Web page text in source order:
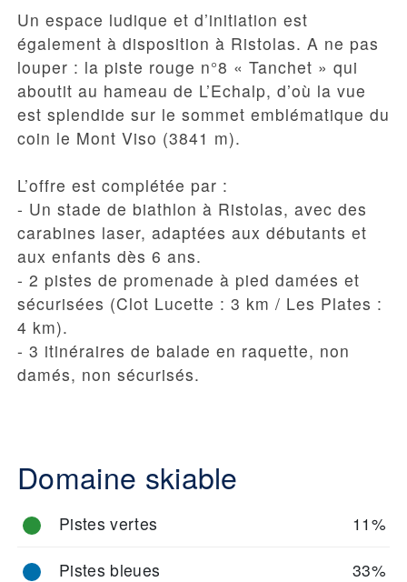
Un espace ludique et d’initiation est
également à disposition à Ristolas. A ne pas
louper : la piste rouge n°8 « Tanchet » qui
aboutit au hameau de L’Echalp, d’où la vue
est splendide sur le sommet emblématique du
coin le Mont Viso (3841 m).
L’offre est complétée par :
- Un stade de biathlon à Ristolas, avec des
carabines laser, adaptées aux débutants et
aux enfants dès 6 ans.
- 2 pistes de promenade à pied damées et
sécurisées (Clot Lucette : 3 km / Les Plates :
4 km).
- 3 itinéraires de balade en raquette, non
damés, non sécurisés.
Domaine skiable
Pistes vertes 11%
Pistes bleues 33%